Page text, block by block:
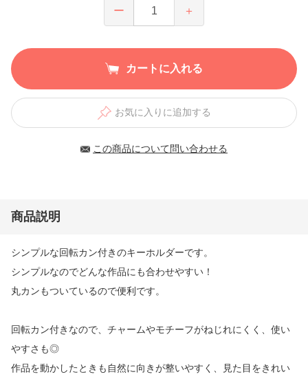
ー ＋
カートに入れる
お気に入りに追加する
この商品について問い合わせる
商品説明
シンプルな回転カン付きのキーホルダーです。
シンプルなのでどんな作品にも合わせやすい！
丸カンもついているので便利です。
回転カン付きなので、チャームやモチーフがねじれにくく、使い
やすさも◎
作品を動かしたときも自然に向きが整いやすく、見た目をきれい